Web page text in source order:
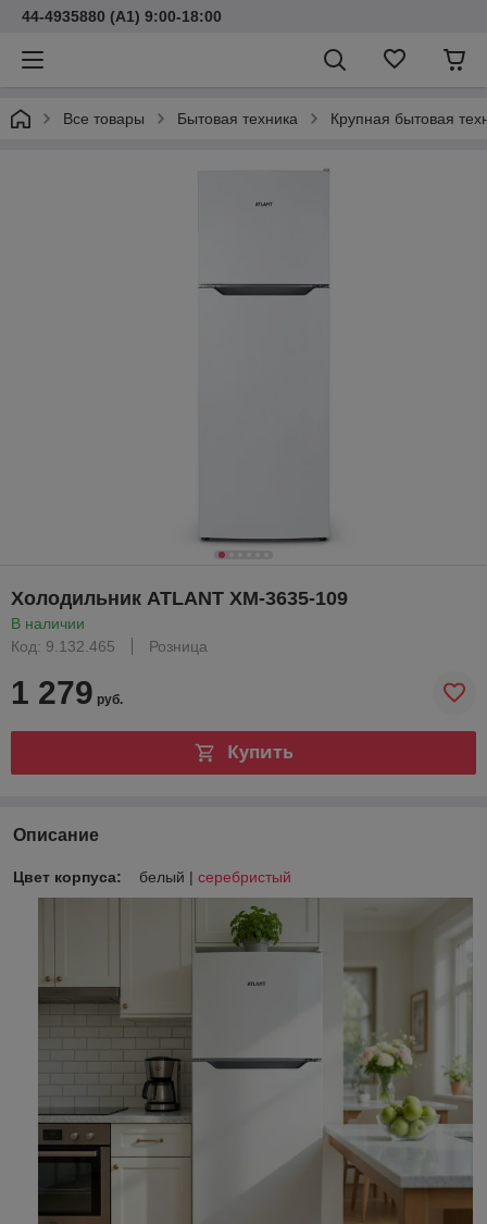
44-4935880 (A1) 9:00-18:00
Все товары Бытовая техника Крупная бытовая
Холодильник ATLANT ХМ-3635-109
В наличии
Код: 9.132.465
Розница
1 279 руб.
Купить
Описание
Цвет корпуса: белый | серебристый